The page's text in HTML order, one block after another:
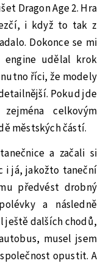
Dragon Age 2. Hra
i když to tak z
Dokonce se mi
engine udělal krok
říci, že modely
Pokud jde
celkovým
městských částí.
a začali si
i já, jakožto taneční
předvést drobný
a následně
ještě dalších chodů,
musel jsem
opustit. A